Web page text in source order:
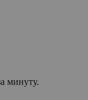
минуту.